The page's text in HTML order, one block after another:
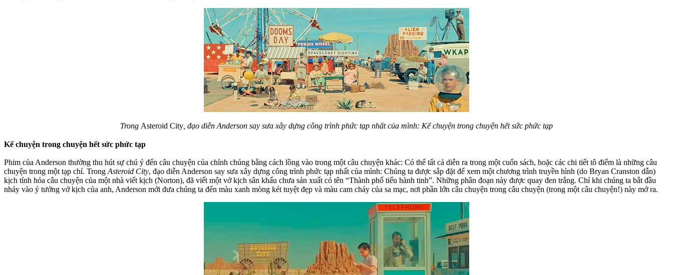
Trong Asteroid City , đạo diễn Anderson say sưa xây dựng công trình phức tạp nhất của mình: Kể chuyện trong chuyện hết sức phức tạp
Kể chuyện trong chuyện hết sức phức tạp
Phim của Anderson thường thu hút sự chú ý đến câu chuyện của chính chúng bằng cách lồng vào trong một câu chuyện khác: Có thể tất cả diễn ra trong một cuốn sách, hoặc các chi tiết tô điểm là những câu
chuyện trong một tạp chí. Trong Asteroid City, đạo diễn Anderson say sưa xây dựng công trình phức tạp nhất của mình: Chúng ta được sắp đặt để xem một chương trình truyền hình (do Bryan Cranston dẫn)
kịch tính hóa câu chuyện của một nhà viết kịch (Norton), đã viết một vở kịch sân khấu chưa sản xuất có tên “Thành phố tiểu hành tinh”. Những phân đoạn này được quay đen trắng. Chỉ khi chúng ta bắt đầu
nhảy vào ý tưởng vở kịch của anh, Anderson mới đưa chúng ta đến màu xanh mòng két tuyệt đẹp và màu cam cháy của sa mạc, nơi phần lớn câu chuyện trong câu chuyện (trong một câu chuyện!) này mở ra.